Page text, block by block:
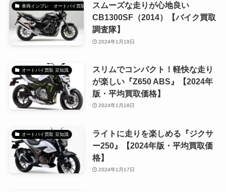
車両インプレ オートバイ買取調査隊スムーズな走りが心地良い
CB1300SF（2014）【バイク買取
調査隊】
2024年1月19日
オートバイ買取 豆知識
スリムでコンパクト！軽快な走り
が楽しい『Z650 ABS』【2024年
版・平均買取価格】
2024年1月18日
オートバイ買取 豆知識
ライトに走りを楽しめる『ジクサ
ー250』【2024年版・平均買取価
格】
2024年1月17日